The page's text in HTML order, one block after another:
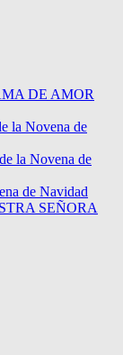
DE AMOR
la Novena de
la Novena de
de Navidad
SEÑORA